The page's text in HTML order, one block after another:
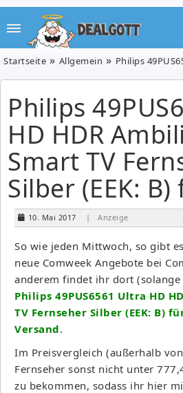
Startseite Allgemein Philips 49PUS6561 Ultra HD HDR Ambilight
Philips
HD HDR
Smart TV
Silber (EEK:
10. Mai 2017 | Anzeige
So wie jeden Mittwoch, so gibt
neue Comweek Angebote bei
anderem findet ihr dort
Philips 49PUS6561 Ultra HD
TV Fernseher Silber (EEK: B)
Versand.
Im Preisvergleich (außerhalb
Fernseher sonst nicht unter
zu bekommen, sodass ihr hier